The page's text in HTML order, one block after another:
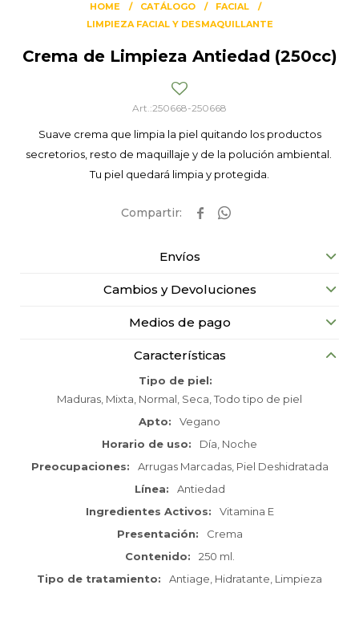
HOME CATÁLOGO
FACIAL
LIMPIEZA FACIAL Y DESMAQUILLANTE
Crema de Limpieza Antiedad (250cc)
250668-250668
Suave crema que limpia la piel quitando los productos
secretorios, resto de maquillaje y de la polución ambiental.
Tu piel quedará limpia y protegida.
 
Envíos
Cambios y Devoluciones
Medios de pago
Características
Tipo de piel
Maduras, Mixta, Normal, Seca, Todo tipo de piel
Apto
Vegano
Horario de uso
Día, Noche
Preocupaciones
Arrugas Marcadas, Piel Deshidratada
Línea
Antiedad
Ingredientes Activos
Vitamina E
Presentación
Crema
Contenido
250 ml.
Tipo de tratamiento
Antiage, Hidratante, Limpieza